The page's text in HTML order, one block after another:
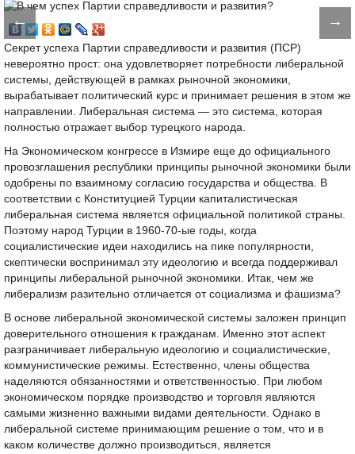
← →
Секрет успеха Партии справедливости и развития (ПСР)
невероятно прост: она удовлетворяет потребности либеральной
системы, действующей в рамках рыночной экономики,
вырабатывает политический курс и принимает решения в этом же
направлении. Либеральная система — это система, которая
полностью отражает выбор турецкого народа.
На Экономическом конгрессе в Измире еще до официального
провозглашения республики принципы рыночной экономики были
одобрены по взаимному согласию государства и общества. В
соответствии с Конституцией Турции капиталистическая
либеральная система является официальной политикой страны.
Поэтому народ Турции в 1960-70-ые годы, когда
социалистические идеи находились на пике популярности,
скептически воспринимал эту идеологию и всегда поддерживал
принципы либеральной рыночной экономики. Итак, чем же
либерализм разительно отличается от социализма и фашизма?
В основе либеральной экономической системы заложен принцип
доверительного отношения к гражданам. Именно этот аспект
разграничивает либеральную идеологию и социалистические,
коммунистические режимы. Естественно, члены общества
наделяются обязанностями и ответственностью. При любом
экономическом порядке производство и торговля являются
самыми жизненно важными видами деятельности. Однако в
либеральной системе принимающим решение о том, что и в
каком количестве должно производиться, является